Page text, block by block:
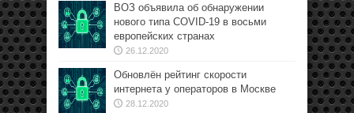
ВОЗ объявила об обнаружении
нового типа COVID-19 в восьми
европейских странах
26.12.2020
Обновлён рейтинг скорости
интернета у операторов в Москве
28.12.2020